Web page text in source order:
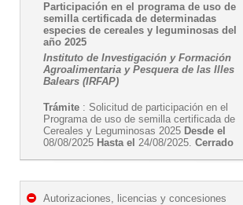
Participación en el programa de uso de
semilla certificada de determinadas
especies de cereales y leguminosas del
año 2025
Instituto de Investigación y Formación
Agroalimentaria y Pesquera de las Illes
Balears (IRFAP)
Trámite : Solicitud de participación en el
Programa de uso de semilla certificada de
Cereales y Leguminosas 2025 Desde el
08/08/2025 Hasta el 24/08/2025. Cerrado
Autorizaciones, licencias y concesiones